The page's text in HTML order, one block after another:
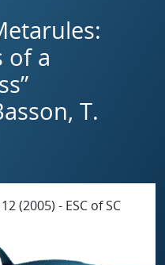
of a
T.
12 (2005) - ESC of SC